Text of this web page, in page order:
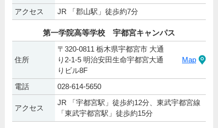
アクセス
JR 「郡山駅」徒歩約7分
第一学院高等学校 宇都宮キャンパス
住所
〒320-0811 栃木県宇都宮市 大通
り2-1-5 明治安田生命宇都宮大通
りビル8F
Map
電話 028-614-5650
アクセス
JR 「宇都宮駅」徒歩約12分、東武宇都宮線
「東武宇都宮駅」徒歩約15分